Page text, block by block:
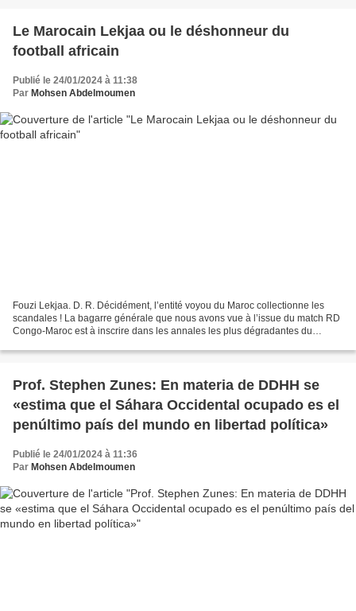
Le Marocain Lekjaa ou le déshonneur du
football africain
Publié le 24/01/2024 à 11:38
Par Mohsen Abdelmoumen
Fouzi Lekjaa. D. R. Décidément, l’entité voyou du Maroc collectionne les
scandales ! La bagarre générale que nous avons vue à l’issue du match RD
Congo-Maroc est à inscrire dans les annales les plus dégradantes du
Prof. Stephen Zunes: En materia de DDHH se
«estima que el Sáhara Occidental ocupado es el
penúltimo país del mundo en libertad política»
Publié le 24/01/2024 à 11:36
Par Mohsen Abdelmoumen